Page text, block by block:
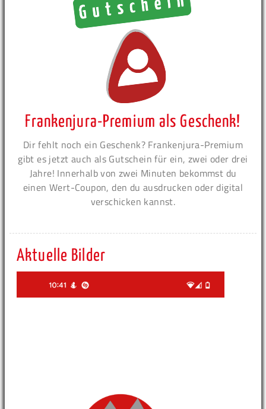
Frankenjura-Premium als Geschenk!
Dir fehlt noch ein Geschenk? Frankenjura-Premium
gibt es jetzt auch als Gutschein für ein, zwei oder drei
Jahre! Innerhalb von zwei Minuten bekommst du
einen Wert-Coupon, den du ausdrucken oder digital
verschicken kannst.
Aktuelle Bilder